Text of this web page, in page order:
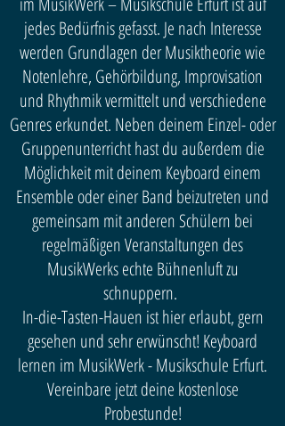
jedes Bedürfnis gefasst. Je nach Interesse
werden Grundlagen der Musiktheorie wie
Notenlehre, Gehörbildung, Improvisation
und Rhythmik vermittelt und verschiedene
Genres erkundet. Neben deinem Einzel- oder
Gruppenunterricht hast du außerdem die
Möglichkeit mit deinem Keyboard einem
Ensemble oder einer Band beizutreten und
gemeinsam mit anderen Schülern bei
regelmäßigen Veranstaltungen des
MusikWerks echte Bühnenluft zu
schnuppern.
In-die-Tasten-Hauen ist hier erlaubt, gern
gesehen und sehr erwünscht! Keyboard
lernen im MusikWerk - Musikschule Erfurt.
Vereinbare jetzt deine kostenlose
Probestunde!